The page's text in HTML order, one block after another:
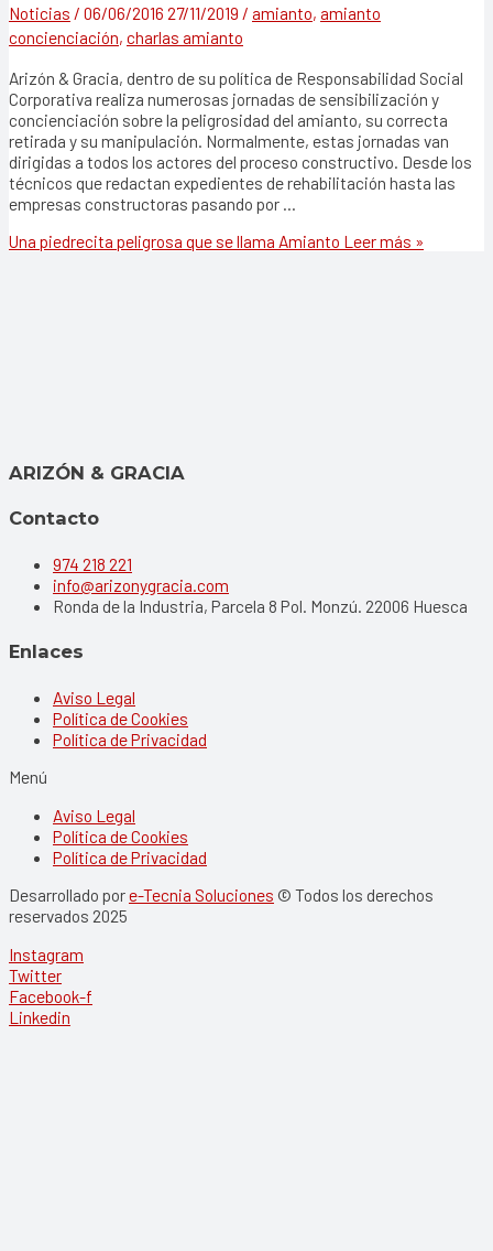
Noticias / 06/06/2016 27/11/2019 / amianto, amianto
concienciación, charlas amianto
Arizón & Gracia, dentro de su política de Responsabilidad Social
Corporativa realiza numerosas jornadas de sensibilización y
concienciación sobre la peligrosidad del amianto, su correcta
retirada y su manipulación. Normalmente, estas jornadas van
dirigidas a todos los actores del proceso constructivo. Desde los
técnicos que redactan expedientes de rehabilitación hasta las
empresas constructoras pasando por …
Una piedrecita peligrosa que se llama Amianto Leer más »
ARIZÓN & GRACIA
Contacto
974 218 221
info@arizonygracia.com
Ronda de la Industria, Parcela 8 Pol. Monzú. 22006 Huesca
Enlaces
Aviso Legal
Política de Cookies
Política de Privacidad
Menú
Aviso Legal
Política de Cookies
Política de Privacidad
Desarrollado pore-Tecnia Soluciones © Todos los derechos
reservados 2025
Instagram
Twitter
Facebook-f
Linkedin